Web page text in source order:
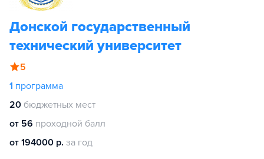
Донской государственный
технический университет
5
1 программа
20 бюджетных мест
от 56 проходной балл
от 194000 р. за год